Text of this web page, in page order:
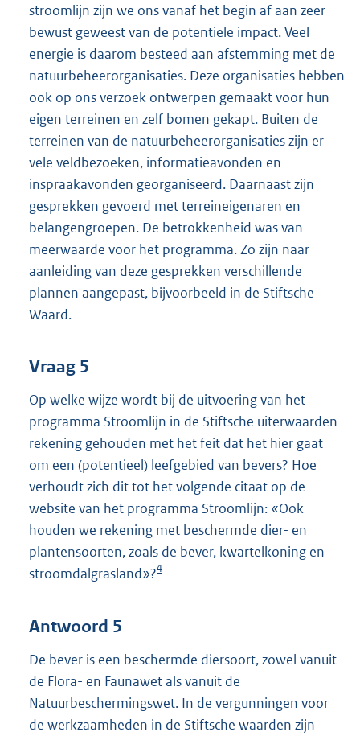
stroomlijn zijn we ons vanaf het begin af aan zeer
bewust geweest van de potentiele impact. Veel
energie is daarom besteed aan afstemming met de
natuurbeheerorganisaties. Deze organisaties hebben
ook op ons verzoek ontwerpen gemaakt voor hun
eigen terreinen en zelf bomen gekapt. Buiten de
terreinen van de natuurbeheerorganisaties zijn er
vele veldbezoeken, informatieavonden en
inspraakavonden georganiseerd. Daarnaast zijn
gesprekken gevoerd met terreineigenaren en
belangengroepen. De betrokkenheid was van
meerwaarde voor het programma. Zo zijn naar
aanleiding van deze gesprekken verschillende
plannen aangepast, bijvoorbeeld in de Stiftsche
Waard.
Vraag 5
Op welke wijze wordt bij de uitvoering van het
programma Stroomlijn in de Stiftsche uiterwaarden
rekening gehouden met het feit dat het hier gaat
om een (potentieel) leefgebied van bevers? Hoe
verhoudt zich dit tot het volgende citaat op de
website van het programma Stroomlijn: «Ook
houden we rekening met beschermde dier- en
plantensoorten, zoals de bever, kwartelkoning en
stroomdalgrasland»?4
Antwoord 5
De bever is een beschermde diersoort, zowel vanuit
de Flora- en Faunawet als vanuit de
Natuurbeschermingswet. In de vergunningen voor
de werkzaamheden in de Stiftsche waarden zijn